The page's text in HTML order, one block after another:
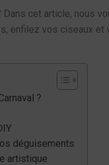
Dans cet article, nous
enfilez vos ciseaux et
?
déguisements
artistique